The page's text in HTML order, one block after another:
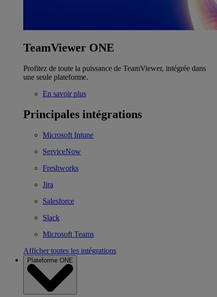
TeamViewer ONE
Profitez de toute la puissance de TeamViewer, intégrée dans
une seule plateforme.
En savoir plus
Principales intégrations
Microsoft Intune
ServiceNow
Freshworks
Jira
Salesforce
Slack
Microsoft Teams
Afficher toutes les intégrations
Plateforme ONE